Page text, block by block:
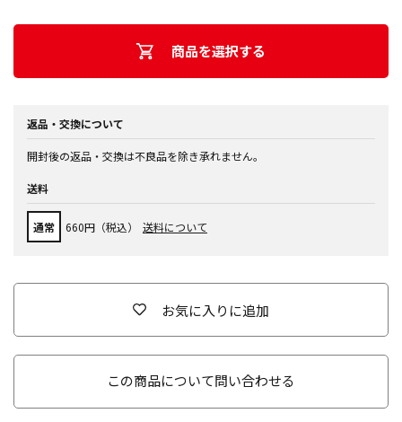
商品を選択する
返品・交換について
開封後の返品・交換は不良品を除き承れません。
送料
通常 660円（税込） 送料について
お気に入りに追加
この商品について問い合わせる